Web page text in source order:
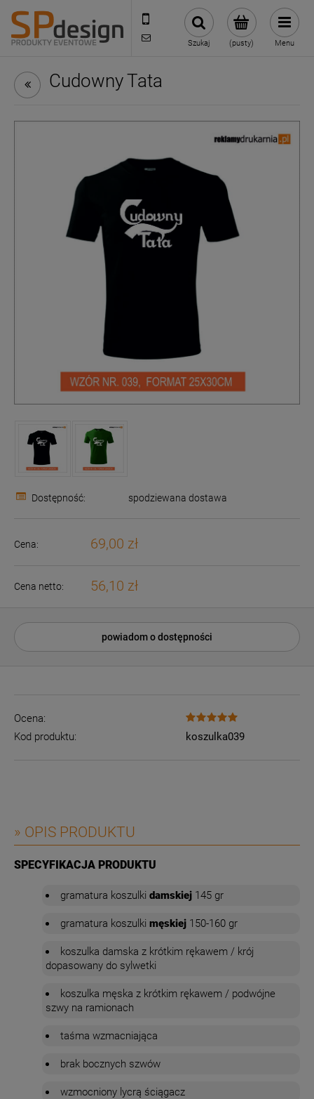
221002030
sklep@reklamydrukarnia.pl
(pusty)
Szukaj Menu
Cudowny Tata
Dostępność: spodziewana dostawa
Cena: 69,00 zł
Cena netto: 56,10 zł
powiadom o dostępności
Ocena:
Kod produktu:
koszulka039
» OPIS PRODUKTU
SPECYFIKACJA PRODUKTU
gramatura koszulki damskiej 145 gr
gramatura koszulki męskiej 150-160 gr
koszulka damska z krótkim rękawem / krój
dopasowany do sylwetki
koszulka męska z krótkim rękawem / podwójne
szwy na ramionach
taśma wzmacniająca
brak bocznych szwów
wzmocniony lycrą ściągacz